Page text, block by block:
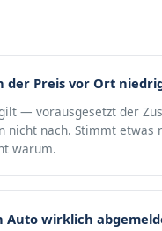
der Preis vor Ort
— vorausgesetzt der
nicht nach. Stimmt
warum.
Auto wirklich